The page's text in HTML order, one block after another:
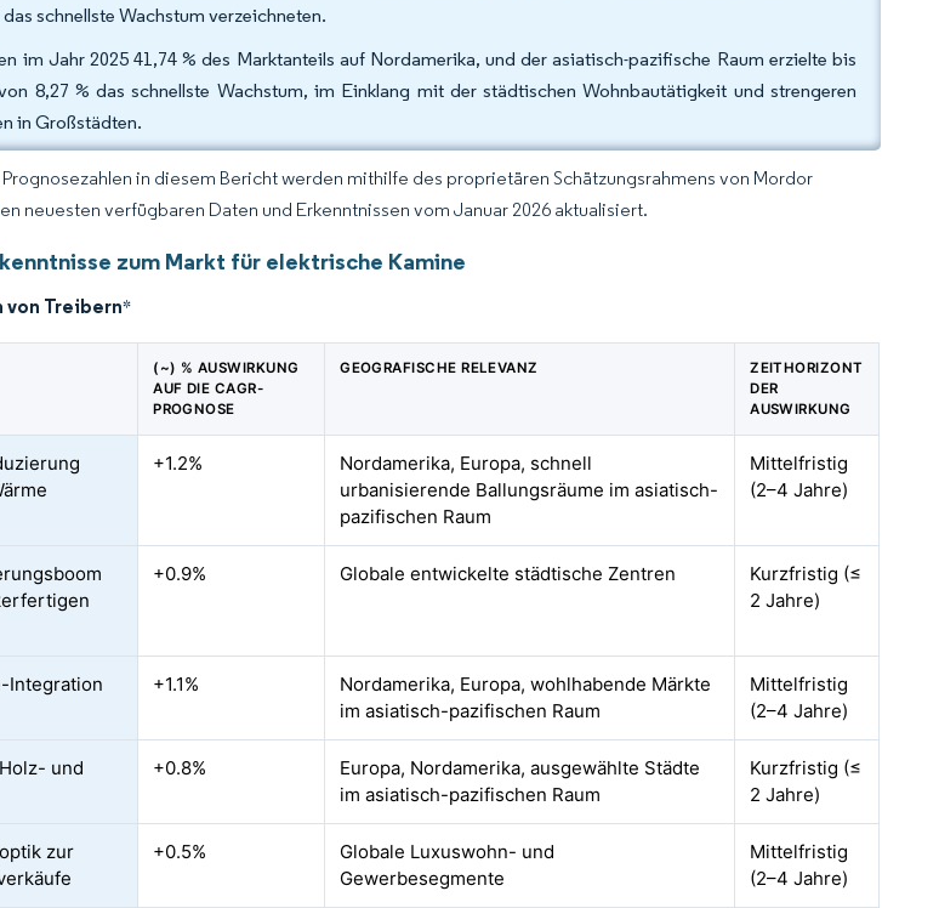
schnellste Wachstum verzeichneten.
im Jahr 2025 41,74 % des Marktanteils auf Nordamerika, und der asiatisch-pazifische Raum erzielte bis
8,27 % das schnellste Wachstum, im Einklang mit der städtischen Wohnbautätigkeit und strengeren
in Großstädten.
in diesem Bericht werden mithilfe des proprietären Schätzungsrahmens von Mordor
neuesten verfügbaren Daten und Erkenntnissen vom Januar 2026 aktualisiert.
zum Markt für elektrische Kamine
von Treibern*
(~) % AUSWIRKUNG
AUF DIE CAGR-
PROGNOSE
GEOGRAFISCHE RELEVANZ
ZEITHORIZONT
DER
AUSWIRKUNG
+1.2%
Nordamerika, Europa, schnell
urbanisierende Ballungsräume im asiatisch-
pazifischen Raum
Mittelfristig
(2–4 Jahre)
+0.9% Globale entwickelte städtische Zentren
Kurzfristig (≤
2 Jahre)
Integration
+1.1%
Nordamerika, Europa, wohlhabende Märkte
im asiatisch-pazifischen Raum
Mittelfristig
(2–4 Jahre)
und
+0.8%
Europa, Nordamerika, ausgewählte Städte
im asiatisch-pazifischen Raum
Kurzfristig (≤
2 Jahre)
zur
+0.5%
Globale Luxuswohn- und
Gewerbesegmente
Mittelfristig
(2–4 Jahre)